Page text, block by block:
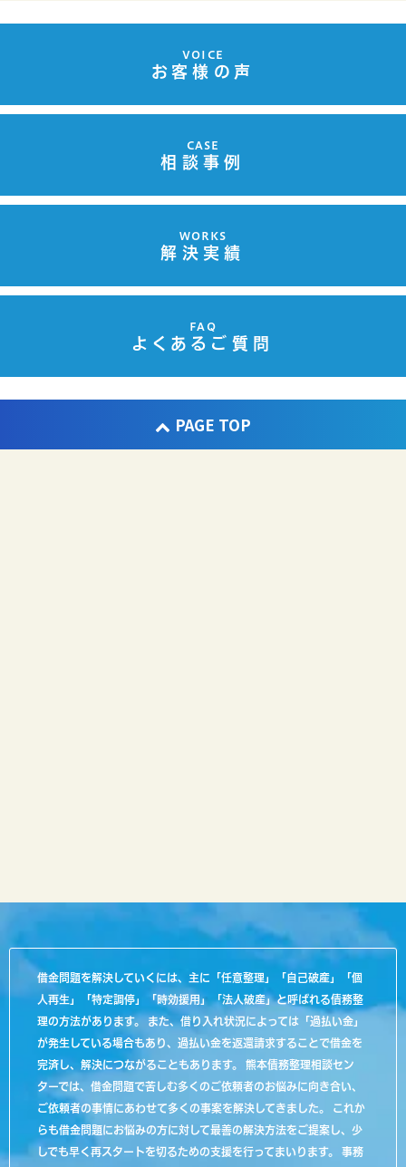
VOICE
お客様の声
CASE
相談事例
WORKS
解決実績
FAQ
よくあるご質問
PAGE TOP
借金問題を解決していくには、主に「任意整理」「自己破産」「個
人再生」「特定調停」「時効援用」「法人破産」と呼ばれる債務整
理の方法があります。 また、借り入れ状況によっては「過払い金」
が発生している場合もあり、過払い金を返還請求することで借金を
完済し、解決につながることもあります。 熊本債務整理相談セン
ターでは、借金問題で苦しむ多くのご依頼者のお悩みに向き合い、
ご依頼者の事情にあわせて多くの事案を解決してきました。 これか
らも借金問題にお悩みの方に対して最善の解決方法をご提案し、少
しでも早く再スタートを切るための支援を行ってまいります。 事務